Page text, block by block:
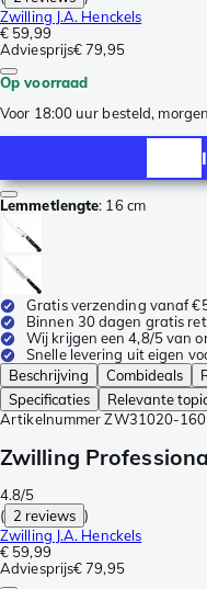
Zwilling J.A. Henckels
€ 59,99
Adviesprijs€ 79,95
Op voorraad
Voor 18:00 uur besteld,
Lemmetlengte: 16 cm
Gratis verzending vanaf
Binnen 30 dagen gratis
Wij krijgen een 4,8/5 van
Snelle levering uit eigen
Beschrijving
Combideals
Specificaties
Relevante
Artikelnummer ZW31020-160
Zwilling
4.8/5
( 2 reviews )
Zwilling J.A. Henckels
€ 59,99
Adviesprijs€ 79,95